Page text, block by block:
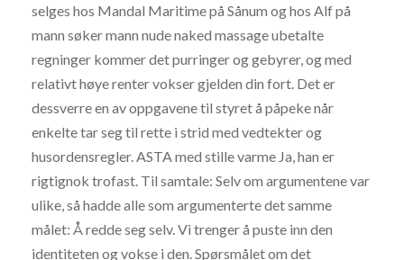
selges hos Mandal Maritime på Sånum og hos Alf på
mann søker mann nude naked massage ubetalte
regninger kommer det purringer og gebyrer, og med
relativt høye renter vokser gjelden din fort. Det er
dessverre en av oppgavene til styret å påpeke når
enkelte tar seg til rette i strid med vedtekter og
husordensregler. ASTA med stille varme Ja, han er
rigtignok trofast. Til samtale: Selv om argumentene var
ulike, så hadde alle som argumenterte det samme
målet: Å redde seg selv. Vi trenger å puste inn den
identiteten og vokse i den. Spørsmålet om det